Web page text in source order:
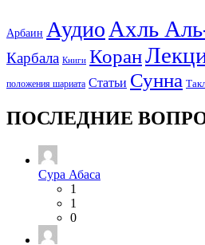
Арбаин Аудио Ахль
Карбала Книги Коран
положения шариата Статьи Сунна
ПОСЛЕДНИЕ
Сура Абаса
1
1
0